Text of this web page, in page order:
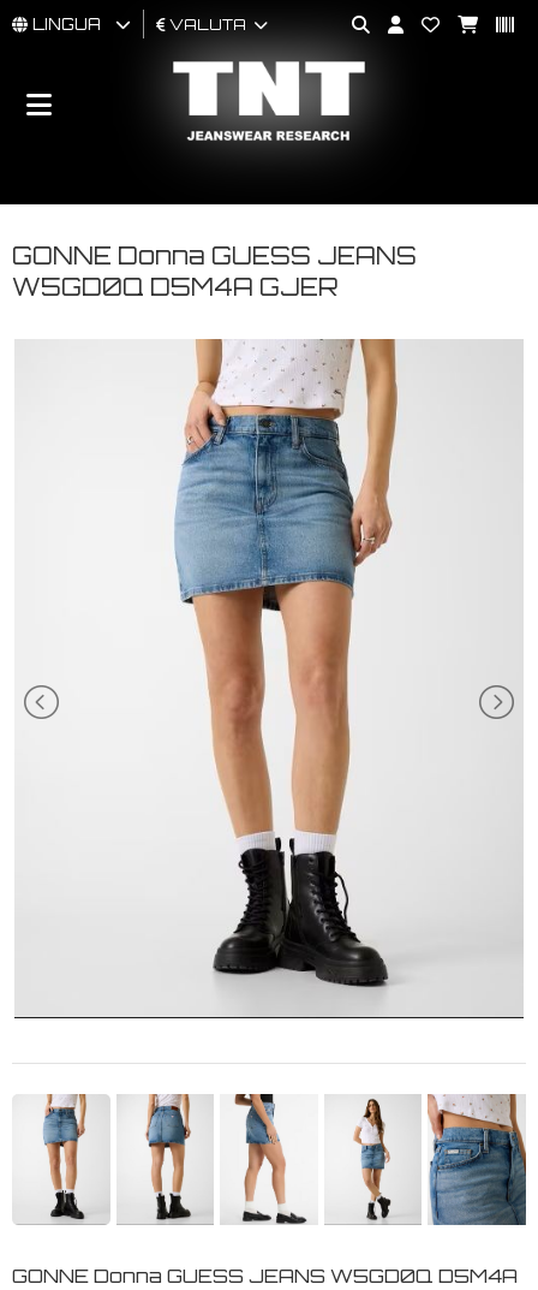
UOMO
BRAND
LINGUA VALUTA
GONNE Donna GUESS JEANS
W5GD0Q D5M4A GJER
GONNE Donna GUESS JEANS W5GD0Q D5M4A